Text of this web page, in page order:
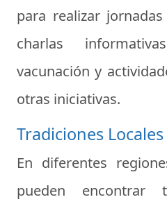
para realizar
charlas
vacunación y
otras iniciativas.
Tradiciones Locales
En diferentes
pueden encontrar